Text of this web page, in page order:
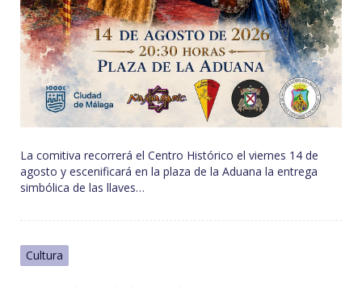
La comitiva recorrerá el Centro Histórico el viernes 14 de
agosto y escenificará en la plaza de la Aduana la entrega
simbólica de las llaves…
Cultura